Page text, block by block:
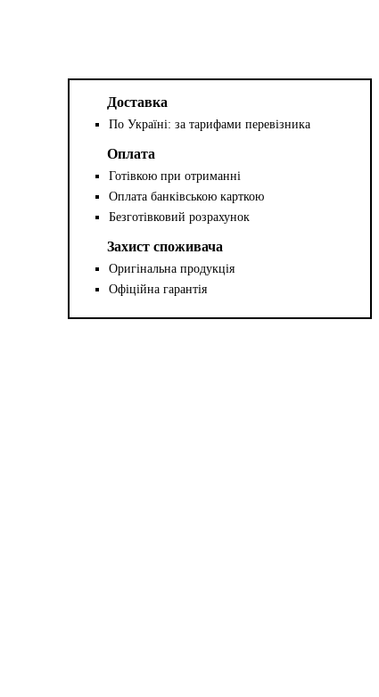
Доставка
По Україні: за тарифами перевізника
Оплата
Готівкою при отриманні
Оплата банківською карткою
Безготівковий розрахунок
Захист споживача
Оригінальна продукція
Офіційна гарантія